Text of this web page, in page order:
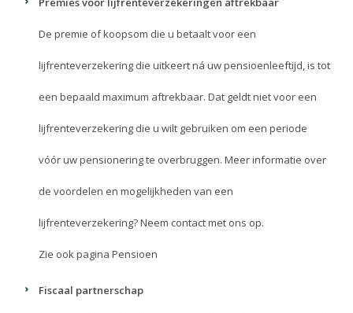
De premie of koopsom die u betaalt voor een
lijfrenteverzekering die uitkeert ná uw pensioenleeftijd, is tot
een bepaald maximum aftrekbaar. Dat geldt niet voor een
lijfrenteverzekering die u wilt gebruiken om een periode
vóór uw pensionering te overbruggen. Meer informatie over
de voordelen en mogelijkheden van een
lijfrenteverzekering? Neem contactmet ons op.
Zie ook paginaPensioen
Fiscaal partnerschap